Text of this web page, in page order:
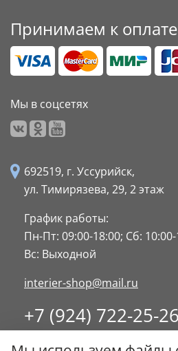
Принимаем к оплате
Мы в соцсетях
692519, г. Уссурийск,
ул. Тимирязева, 29, 2 этаж
График работы:
Пн-Пт: 09:00-18:00; Сб:
Вс: Выходной
interier-shop@mail.ru
+7 (924) 722-25-26
8 (4234) 32-17-89